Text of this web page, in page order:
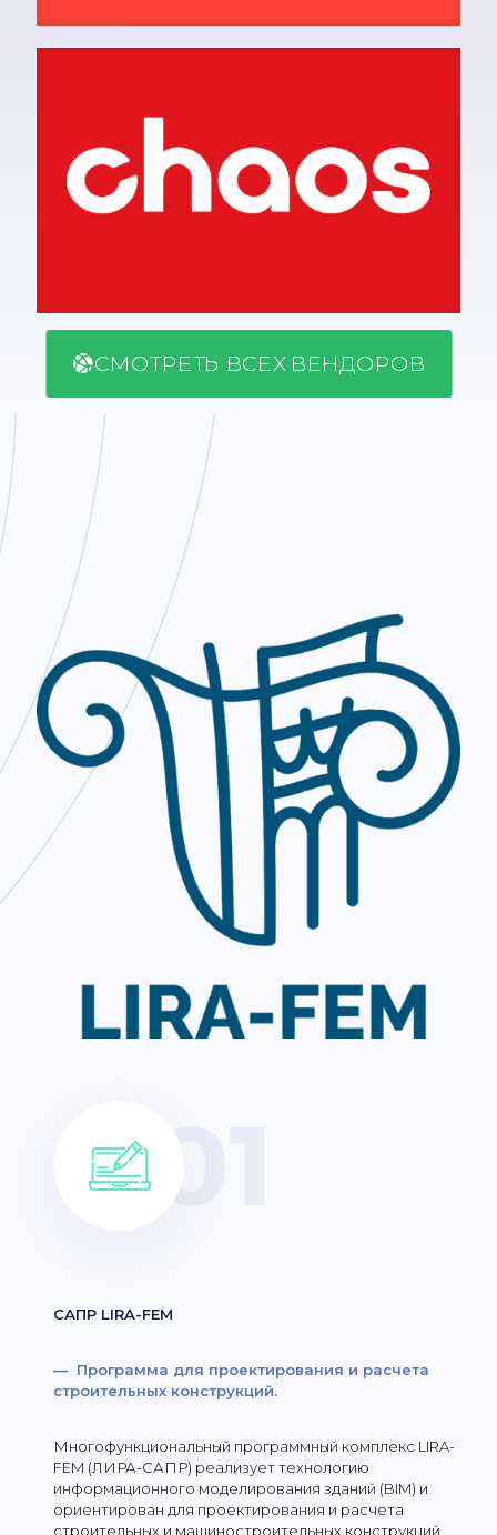
СМОТРЕТЬ ВСЕХ ВЕНДОРОВ
САПР LIRA-FEM
— Программа для проектирования и расчета
строительных конструкций.
Многофункциональный программный комплекс LIRA-
FEM (ЛИРА-САПР) реализует технологию
информационного моделирования зданий (BIM) и
ориентирован для проектирования и расчета
строительных и машиностроительных конструкций